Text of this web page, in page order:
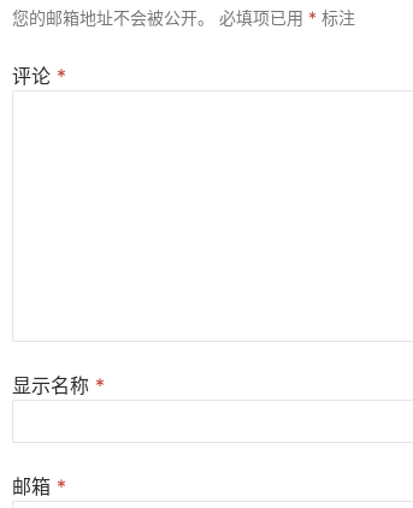
您的邮箱地址不会被公开。 必填项已用 * 标注
评论 *
显示名称 *
邮箱 *